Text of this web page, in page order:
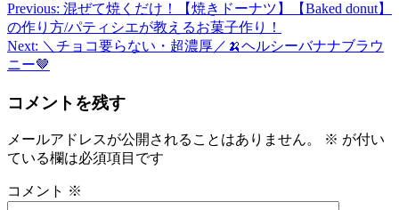
投
稿
ナ
ビ
ー
シ
Previous: 混ぜて焼くだけ！【焼きドーナツ】【Baked donut】
の作り方/パティシエが教えるお菓子作り！
Next: ＼チョコ要らない・超濃厚／🍌ヘルシーバナナブラウ
ニー🤎
コメントを残す
メールアドレスが公開されることはありません。 ※ が付い
ている欄は必須項目です
コメント ※